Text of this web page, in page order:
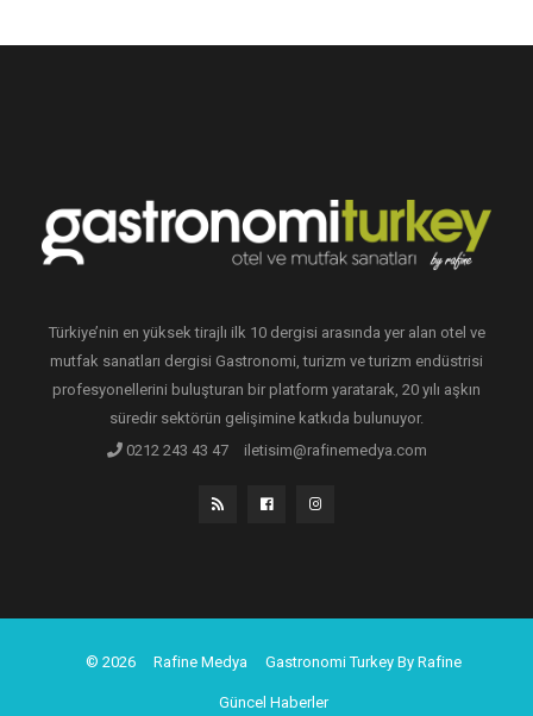
Türkiye’nin en yüksek tirajlı ilk 10 dergisi arasında yer alan otel ve
mutfak sanatları dergisi Gastronomi, turizm ve turizm endüstrisi
profesyonellerini buluşturan bir platform yaratarak, 20 yılı aşkın
süredir sektörün gelişimine katkıda bulunuyor.
0212 243 43 47
iletisim@rafinemedya.com
© 2026 Rafine Medya Gastronomi Turkey By Rafine
Güncel Haberler